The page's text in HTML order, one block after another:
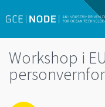
Workshop i